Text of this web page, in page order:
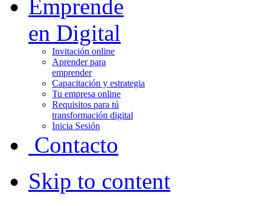
Emprende
en Digital
Invitación online
Aprender para
emprender
Capacitación y estrategia
Tu empresa online
Requisitos para tú
transformación digital
Inicia Sesión
Contacto
Skip to content